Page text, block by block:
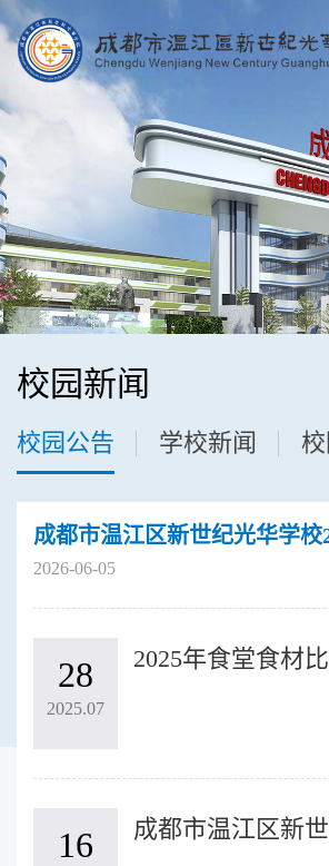
校园新闻
校园公告 学校新闻
成都市温江区新世纪光华学
2026-06-05
28
2025.07
2025年食堂食材
16